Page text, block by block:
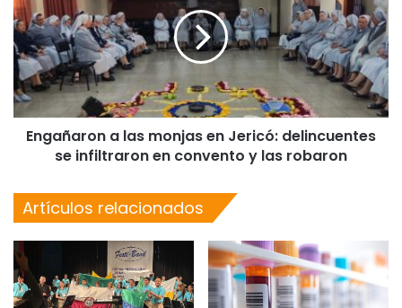
Engañaron a las monjas en Jericó: delincuentes
se infiltraron en convento y las robaron
Artículos relacionados